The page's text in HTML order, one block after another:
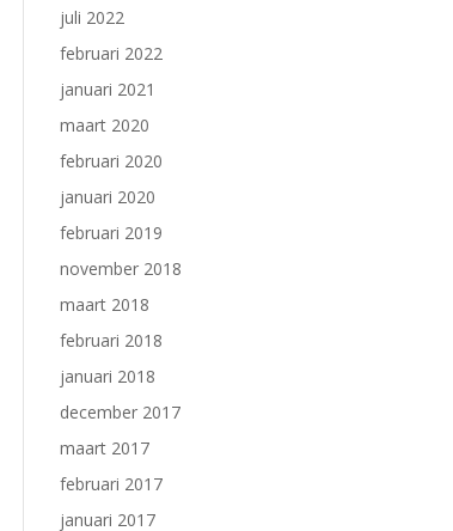
juli 2022
februari 2022
januari 2021
maart 2020
februari 2020
januari 2020
februari 2019
november 2018
maart 2018
februari 2018
januari 2018
december 2017
maart 2017
februari 2017
januari 2017